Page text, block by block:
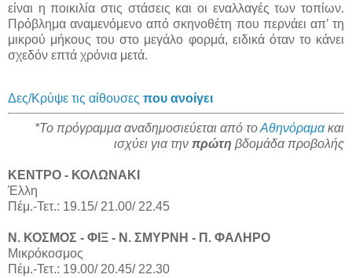
είναι η ποικιλία στις στάσεις και οι εναλλαγές των τοπίων.
Πρόβλημα αναμενόμενο από σκηνοθέτη που περνάει απ’ τη
μικρού μήκους του στο μεγάλο φορμά, ειδικά όταν το κάνει
σχεδόν επτά χρόνια μετά.
Δες/Κρύψε τις αίθουσες που ανοίγει
*Το πρόγραμμα αναδημοσιεύεται από τοΑθηνόραμακαι
ισχύει για την πρώτη βδομάδα προβολής
ΚΕΝΤΡΟ - ΚΟΛΩΝΑΚΙ
Έλλη
Πέμ.-Τετ.: 19.15/ 21.00/ 22.45
Ν. ΚΟΣΜΟΣ - ΦΙΞ - Ν. ΣΜΥΡΝΗ - Π. ΦΑΛΗΡΟ
Μικρόκοσμος
Πέμ.-Τετ.: 19.00/ 20.45/ 22.30